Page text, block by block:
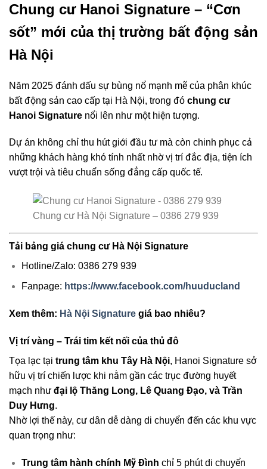
Chung cư Hanoi Signature – “Cơn
sốt” mới của thị trường bất động sản
Hà Nội
Năm 2025 đánh dấu sự bùng nổ mạnh mẽ của phân khúc
bất động sản cao cấp tại Hà Nội, trong đó chung cư
Hanoi Signature nổi lên như một hiện tượng.
Dự án không chỉ thu hút giới đầu tư mà còn chinh phục cả
những khách hàng khó tính nhất nhờ vị trí đắc địa, tiện ích
vượt trội và tiêu chuẩn sống đẳng cấp quốc tế.
Chung cư Hà Nội Signature – 0386 279 939
Tải bảng giá chung cư Hà Nội Signature
Hotline/Zalo: 0386 279 939
Fanpage: https://www.facebook.com/huuducland
Xem thêm: Hà Nội Signature giá bao nhiêu?
Vị trí vàng – Trái tim kết nối của thủ đô
Tọa lạc tại trung tâm khu Tây Hà Nội, Hanoi Signature sở
hữu vị trí chiến lược khi nằm gần các trục đường huyết
mạch như đại lộ Thăng Long, Lê Quang Đạo, và Trần
Duy Hưng.
Nhờ lợi thế này, cư dân dễ dàng di chuyển đến các khu vực
quan trọng như:
Trung tâm hành chính Mỹ Đình chỉ 5 phút di chuyển